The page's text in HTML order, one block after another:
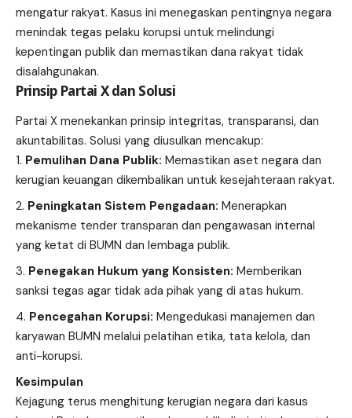
mengatur rakyat. Kasus ini menegaskan pentingnya negara
menindak tegas pelaku korupsi untuk melindungi
kepentingan publik dan memastikan dana rakyat tidak
disalahgunakan.
Prinsip Partai X dan Solusi
Partai X menekankan prinsip integritas, transparansi, dan
akuntabilitas. Solusi yang diusulkan mencakup:
Pemulihan Dana Publik: Memastikan aset negara dan
kerugian keuangan dikembalikan untuk kesejahteraan rakyat.
Peningkatan Sistem Pengadaan: Menerapkan
mekanisme tender transparan dan pengawasan internal
yang ketat di BUMN dan lembaga publik.
Penegakan Hukum yang Konsisten: Memberikan
sanksi tegas agar tidak ada pihak yang di atas hukum.
Pencegahan Korupsi: Mengedukasi manajemen dan
karyawan BUMN melalui pelatihan etika, tata kelola, dan
anti-korupsi.
Kesimpulan
Kejagung terus menghitung kerugian negara dari kasus